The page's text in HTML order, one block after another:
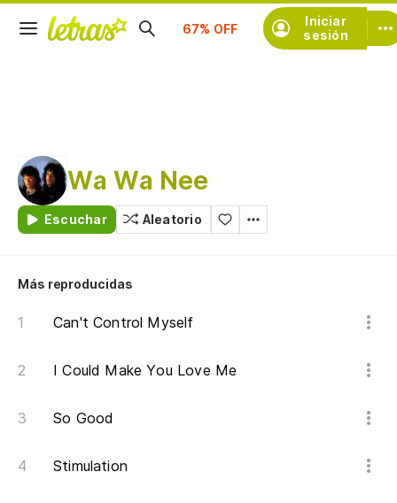
Iniciar
sesión
Suscríbete
Wa Wa Nee
Escuchar Aleatorio
Más reproducidas
Can't Control Myself
I Could Make You Love Me
So Good
Stimulation